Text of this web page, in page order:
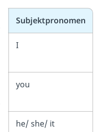
Subjektpronomen
I
you
he/ she/ it